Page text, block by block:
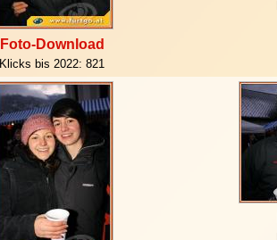
Foto-Download
Klicks bis 2022: 821